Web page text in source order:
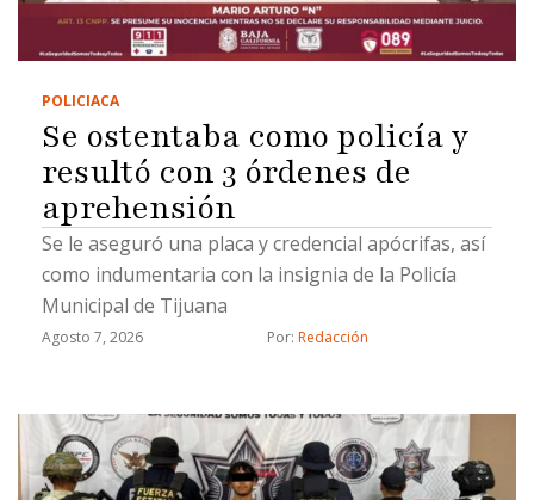
POLICIACA
Se ostentaba como policía y
resultó con 3 órdenes de
aprehensión
Se le aseguró una placa y credencial apócrifas, así
como indumentaria con la insignia de la Policía
Municipal de Tijuana
Agosto 7, 2026 Por: Redacción